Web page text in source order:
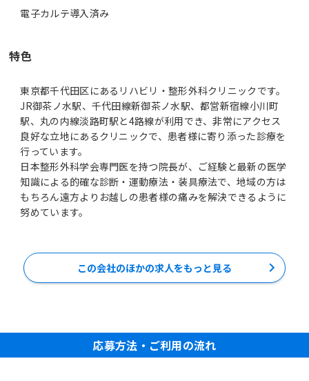
電子カルテ導入済み
特色
東京都千代田区にあるリハビリ・整形外科クリニックです。
JR御茶ノ水駅、千代田線新御茶ノ水駅、都営新宿線小川町
駅、丸の内線淡路町駅と4路線が利用でき、非常にアクセス
良好な立地にあるクリニックで、患者様に寄り添った診療を
行っています。
日本整形外科学会専門医を持つ院長が、ご経験と最新の医学
知識による的確な診断・運動療法・装具療法で、地域の方は
もちろん遠方よりお越しの患者様の痛みを解決できるように
努めています。
この会社のほかの求人をもっと見る
応募方法・ご利用の流れ